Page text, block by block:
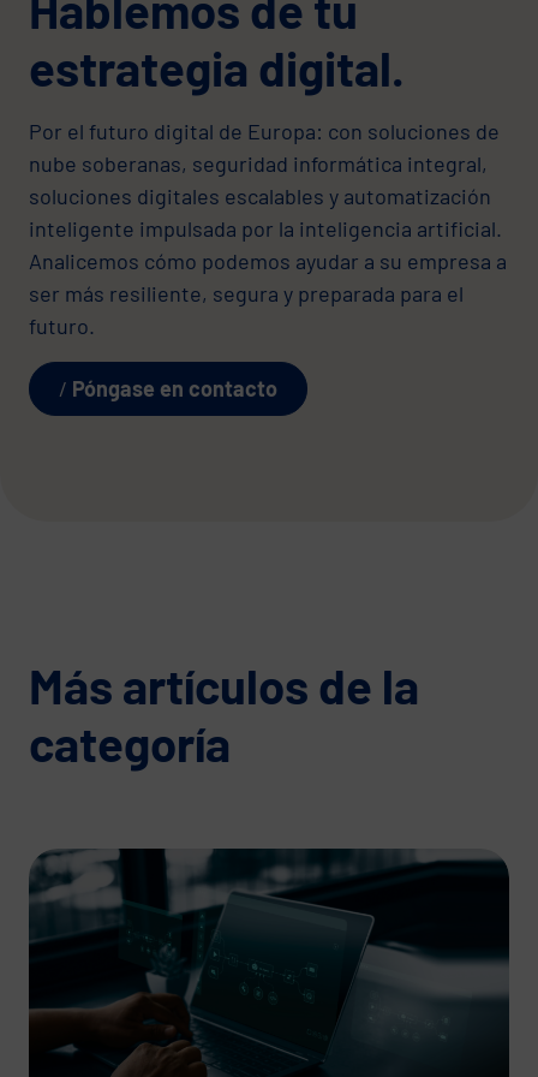
estrategia digital.
Por el futuro digital de Europa: con soluciones de
nube soberanas, seguridad informática integral,
soluciones digitales escalables y automatización
inteligente impulsada por la inteligencia artificial.
Analicemos cómo podemos ayudar a su empresa a
ser más resiliente, segura y preparada para el
futuro.
Póngase en contacto
Más artículos de la
categoría